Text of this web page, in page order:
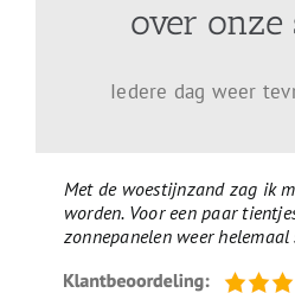
over onze
Iedere dag weer
Met de woestijnzand zag ik
worden. Voor een paar
zonnepanelen weer helemaal